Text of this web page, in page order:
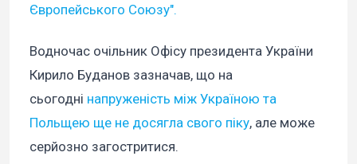
Європейського Союзу".
Водночас очільник Офісу президента України
Кирило Буданов зазначав, що на
сьогодні напруженість між Україною та
Польщею ще не досягла свого піку, але може
серйозно загостритися.